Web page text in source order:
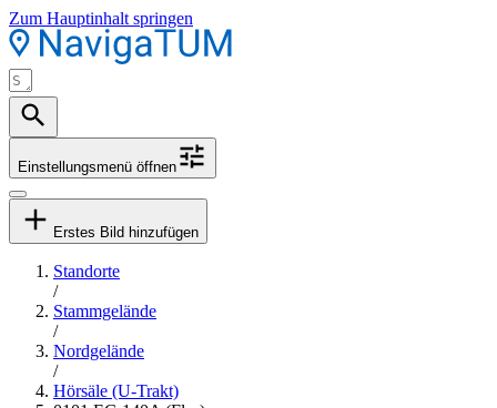
Zum Hauptinhalt springen
Einstellungsmenü öffnen
Erstes Bild hinzufügen
Standorte
/
Stammgelände
/
Nordgelände
/
Hörsäle (U-Trakt)